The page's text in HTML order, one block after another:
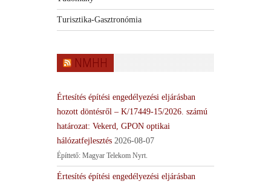
Turisztika-Gasztronómia
NMHH
Értesítés építési engedélyezési eljárásban
hozott döntésről – K/17449-15/2026. számú
határozat: Vekerd, GPON optikai
hálózatfejlesztés 2026-08-07
Építtető: Magyar Telekom Nyrt.
Értesítés építési engedélyezési eljárásban